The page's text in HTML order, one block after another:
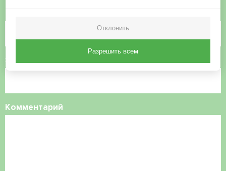
Электронная почта
Комментарий
Отклонить
Разрешить всем